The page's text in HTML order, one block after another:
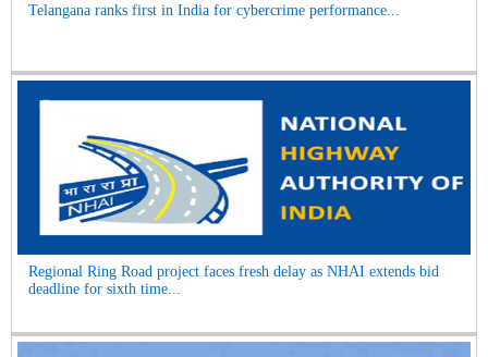
Telangana ranks first in India for cybercrime performance...
Regional Ring Road project faces fresh delay as NHAI extends bid
deadline for sixth time...